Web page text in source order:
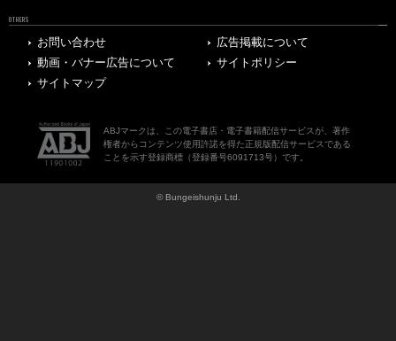
OTHERS
お問い合わせ
広告掲載について
動画・バナー広告について
サイトポリシー
サイトマップ
ABJマークは、この電子書店・電子書籍配信サービスが、著作
権者からコンテンツ使用許諾を得た正規版配信サービスである
ことを示す登録商標（登録番号6091713号）です。
© Bungeishunju Ltd.